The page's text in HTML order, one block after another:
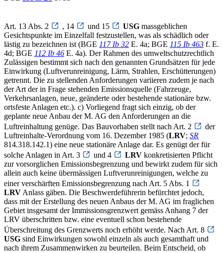
Art. 13 Abs. 2 , 14 und 15 USG massgeblichen
Gesichtspunkte im Einzelfall festzustellen, was als schädlich oder
lästig zu bezeichnen ist (BGE 117 Ib 32 E. 4a; BGE 115 Ib 463 f. E.
4d; BGE 112 Ib 46 E. 4a). Der Rahmen des umweltschutzrechtlich
Zulässigen bestimmt sich nach den genannten Grundsätzen für jede
Einwirkung (Luftverunreinigung, Lärm, Strahlen, Erschütterungen)
getrennt. Die zu stellenden Anforderungen variieren zudem je nach
der Art der in Frage stehenden Emissionsquelle (Fahrzeuge,
Verkehrsanlagen, neue, geänderte oder bestehende stationäre bzw.
ortsfeste Anlagen etc.). c) Vorliegend fragt sich einzig, ob der
geplante neue Anbau der M. AG den Anforderungen an die
Luftreinhaltung genüge. Das Bauvorhaben stellt nach Art. 2
der
Luftreinhalte-Verordnung vom 16. Dezember 1985 (LRV; SR
814.318.142.1) eine neue stationäre Anlage dar. Es genügt der für
solche Anlagen in Art. 3
und 4 LRV konkretisierten Pflicht
zur vorsorglichen Emissionsbegrenzung und bewirkt zudem für sich
allein auch keine übermässigen Luftverunreinigungen, welche zu
einer verschärften Emissionsbegrenzung nach Art. 5 Abs. 1
LRV Anlass gäben. Die Beschwerdeführerin befürchtet jedoch,
dass mit der Erstellung des neuen Anbaus der M. AG im fraglichen
Gebiet insgesamt der Immissionsgrenzwert gemäss Anhang 7 der
LRV überschritten bzw. eine eventuell schon bestehende
Überschreitung des Grenzwerts noch erhöht werde. Nach Art. 8
USG sind Einwirkungen sowohl einzeln als auch gesamthaft und
nach ihrem Zusammenwirken zu beurteilen. Beim Entscheid, ob